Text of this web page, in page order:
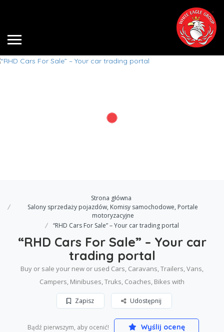
Strona główna
Salony sprzedaży pojazdów, Komisy samochodowe, Portale
motoryzacyjne
“RHD Cars For Sale” – Your car trading portal
“RHD Cars For Sale” – Your car
trading portal
Buy or sale your new or used Cars, Caravans, Trailers, Vans,
Campers, Minibuses, Truks, Coaches, Bikes with
Zapisz Udostępnij
Bądź pierwszym, aby ocenić! Wyślij ocenę